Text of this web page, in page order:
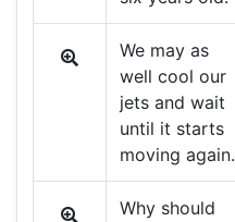
We may as
well cool our
jets and wait
until it starts
moving again.
Why should